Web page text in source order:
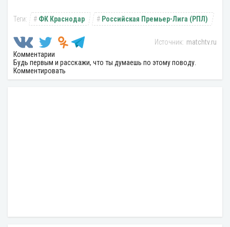
ФК Краснодар Российская Премьер-Лига (РПЛ)
matchtv.ru
Комментарии
Будь первым и расскажи, что ты думаешь по этому поводу.
Комментировать